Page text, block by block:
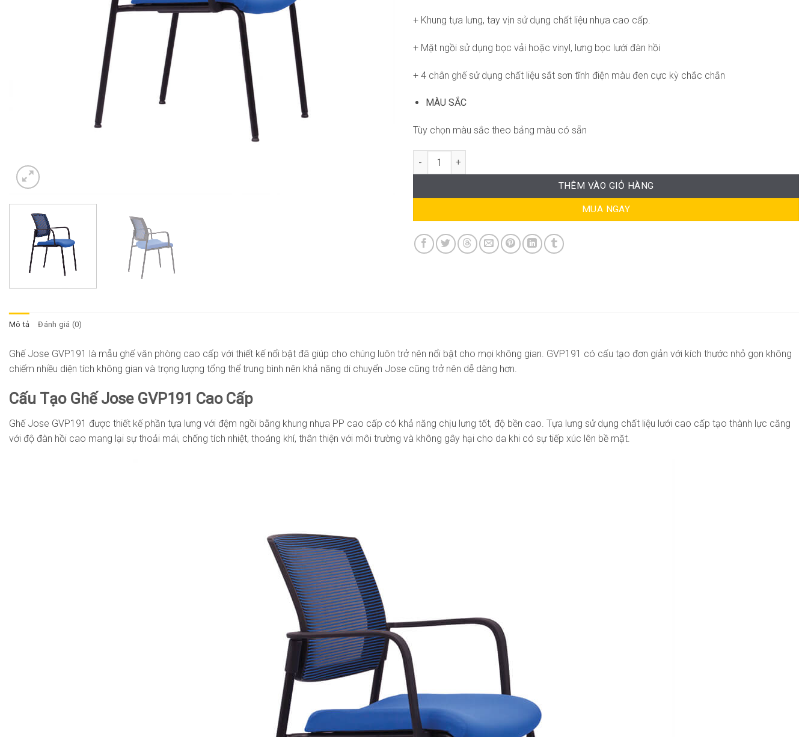
+ Khung tựa lưng, tay vịn sử dụng chất liệu nhựa cao cấp.
+ Mặt ngồi sử dụng bọc vải hoặc vinyl, lưng bọc lưới đàn hồi
+ 4 chân ghế sử dụng chất liệu sắt sơn tĩnh điện màu đen cực kỳ chắc chắn
MÀU SẮC
Tùy chọn màu sắc theo bảng màu có sẵn
Ghế Jose RPB-GVP191 số lượng
THÊM VÀO GIỎ HÀNG
MUA NGAY
Mô tả Đánh giá (0)
Ghế Jose GVP191 là mẫu ghế văn phòng cao cấp với thiết kế nổi bật đã giúp cho chúng luôn trở nên nổi bật cho mọi không gian. GVP191 có cấu tạo đơn giản với kích thước nhỏ gọn không
chiếm nhiều diện tích không gian và trọng lượng tổng thể trung bình nên khả năng di chuyển Jose cũng trở nên dễ dàng hơn.
Cấu Tạo Ghế Jose GVP191 Cao Cấp
Ghế Jose GVP191 được thiết kế phần tựa lưng với đệm ngồi bằng khung nhựa PP cao cấp có khả năng chịu lưng tốt, độ bền cao. Tựa lưng sử dụng chất liệu lưới cao cấp tạo thành lực căng
với độ đàn hồi cao mang lại sự thoải mái, chống tích nhiệt, thoáng khí, thân thiện với môi trường và không gây hại cho da khi có sự tiếp xúc lên bề mặt.